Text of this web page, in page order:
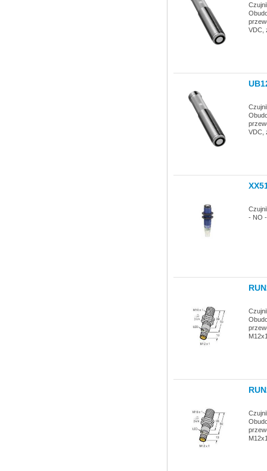
VDC,
VDC,
- NO